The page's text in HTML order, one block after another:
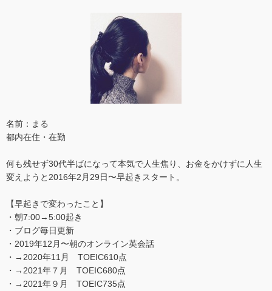
名前：まる
都内在住・在勤
何も残せず30代半ばになって本気で人生焦り、お金をかけずに人生
変えようと2016年2月29日〜早起きスタート。
【早起きで変わったこと】
・朝7:00→5:00起き
・ブログ毎日更新
・2019年12月〜朝のオンライン英会話
・→2020年11月 TOEIC610点
・→2021年７月 TOEIC680点
・→2021年９月 TOEIC735点